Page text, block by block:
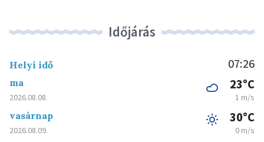
Időjárás
Helyi idő 07:26
ma
2026.08.08.
23°C
1 m/s
vasárnap
2026.08.09.
30°C
0 m/s